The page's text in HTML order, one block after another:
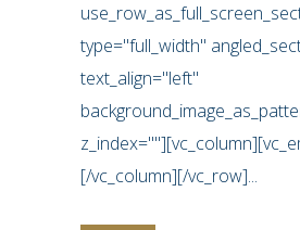
type="full_width"
text_align="left"
[/vc_column][/vc_row]...